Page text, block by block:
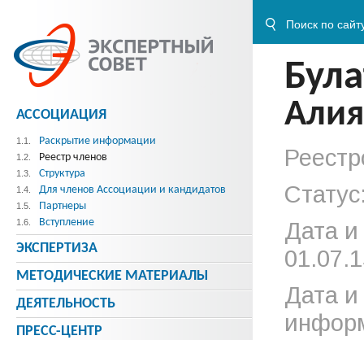
Дата
Дата и
АССОЦИАЦИЯ
1.1. Раскрытие информации
1.2. Реестр членов
1.3. Структура
1.4. Для членов Ассоциации и кандидатов
1.5. Партнеры
1.6. Вступление
ЭКСПЕРТИЗА
МЕТОДИЧЕСКИE МАТЕРИАЛЫ
ДЕЯТЕЛЬНОСТЬ
ПРЕСС-ЦЕНТР